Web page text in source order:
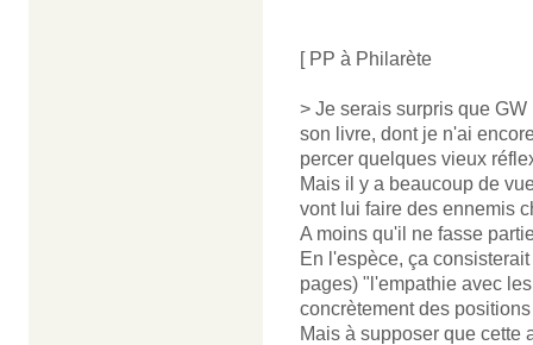
[ PP à Philarète
> Je serais surpris que
son livre, dont je n'ai
percer quelques vieux
Mais il y a beaucoup de
vont lui faire des ennemis
A moins qu'il ne fasse
En l'espèce, ça
pages) "l'empathie avec
concrètement des
Mais à supposer que cette